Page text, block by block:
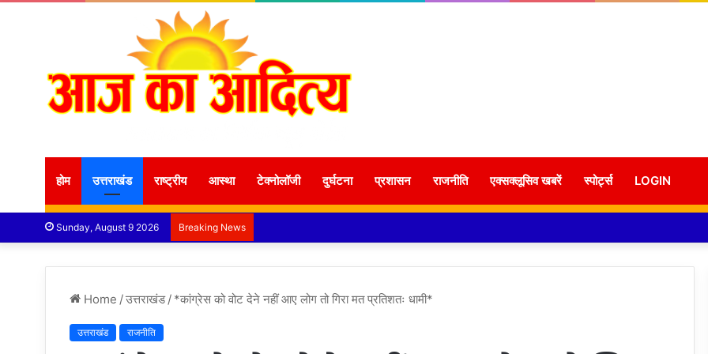
होम उत्तराखंड राष्ट्रीय आस्था टेक्नोलॉजी दुर्घटना प्रशासन राजनीति एक्सक्लूसिव खबरें स्पोर्ट्स LOGIN
Sunday, August 9 2026 Breaking News
Home /उत्तराखंड / *कांग्रेस को वोट देने नहीं आए लोग तो गिरा मत प्रतिशतः धामी*
उत्तराखंड राजनीति